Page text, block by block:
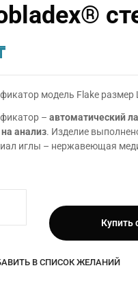
модель Flake размер
– автоматический
анализ. Изделие
иглы – нержавеющая
Купить
В СПИСОК ЖЕЛАНИЙ